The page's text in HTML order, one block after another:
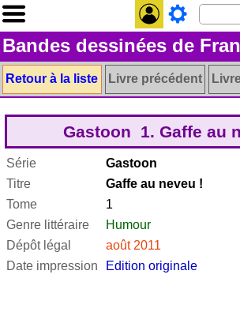
Bandes dessinées de
Retour à la liste Livre précédent
Gastoon 1. Gaffe au
Série
Gastoon
Titre
Gaffe au neveu !
Tome
1
Genre littéraire
Humour
Dépôt légal
août 2011
Date impression
Edition originale